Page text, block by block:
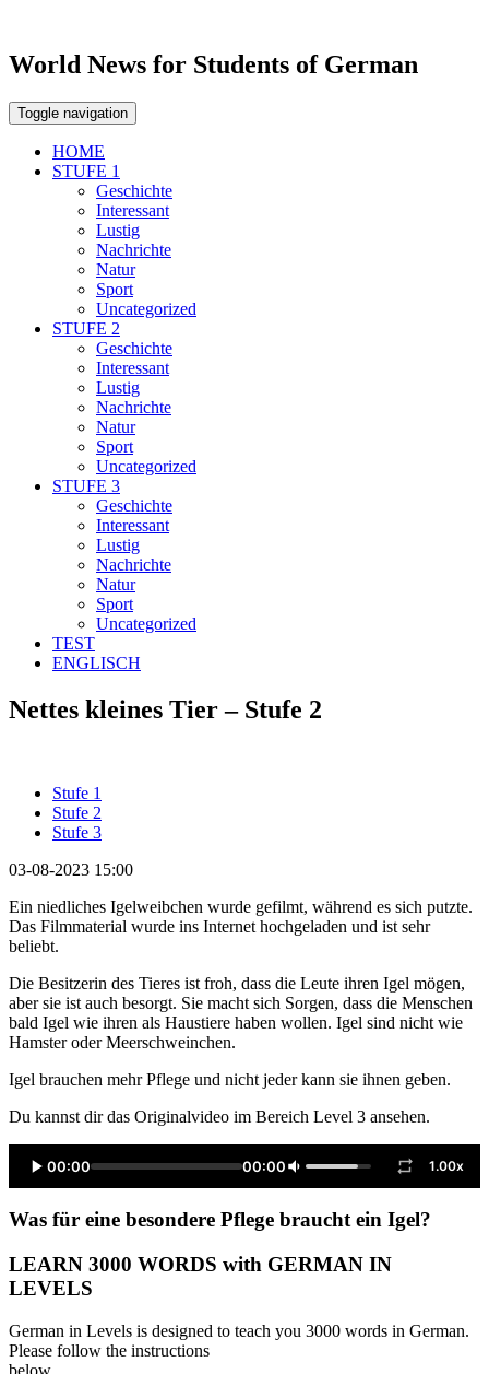
World News for Students of German
Toggle navigation
HOME
STUFE 1
Geschichte
Interessant
Lustig
Nachrichte
Natur
Sport
Uncategorized
STUFE 2
Geschichte
Interessant
Lustig
Nachrichte
Natur
Sport
Uncategorized
STUFE 3
Geschichte
Interessant
Lustig
Nachrichte
Natur
Sport
Uncategorized
TEST
ENGLISCH
Nettes kleines Tier – Stufe 2
Stufe 1
Stufe 2
Stufe 3
03-08-2023 15:00
Ein niedliches Igelweibchen wurde gefilmt, während es sich putzte.
Das Filmmaterial wurde ins Internet hochgeladen und ist sehr
beliebt.
Die Besitzerin des Tieres ist froh, dass die Leute ihren Igel mögen,
aber sie ist auch besorgt. Sie macht sich Sorgen, dass die Menschen
bald Igel wie ihren als Haustiere haben wollen. Igel sind nicht wie
Hamster oder Meerschweinchen.
Igel brauchen mehr Pflege und nicht jeder kann sie ihnen geben.
Du kannst dir das Originalvideo im Bereich Level 3 ansehen.
00:00 00:00 1.00x
Was für eine besondere Pflege braucht ein Igel?
LEARN 3000 WORDS with GERMAN IN
LEVELS
German in Levels is designed to teach you 3000 words in German.
Please follow the instructions
below.